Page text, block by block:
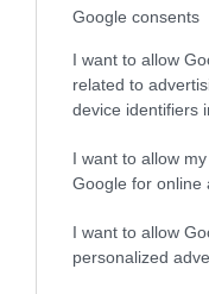
Google consents
I want to allow
related to
device identifiers
I want to allow
Google for online
I want to allow
personalized
Tags:ΚΟΙΝΩΝΙΑ,
ΤΗΣ ΚΥΡΙΑΚΗΣ,